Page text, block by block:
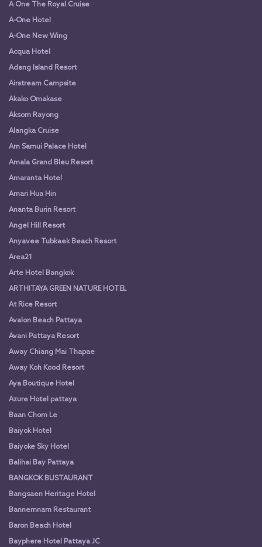
A One The Royal Cruise
A-One Hotel
A-One New Wing
Acqua Hotel
Adang Island Resort
Airstream Campsite
Akako Omakase
Aksorn Rayong
Alangka Cruise
Am Samui Palace Hotel
Amala Grand Bleu Resort
Amaranta Hotel
Amari Hua Hin
Ananta Burin Resort
Angel Hill Resort
Anyavee Tubkaek Beach Resort
Area21
Arte Hotel Bangkok
ARTHITAYA GREEN NATURE HOTEL
At Rice Resort
Avalon Beach Pattaya
Avani Pattaya Resort
Away Chiang Mai Thapae
Away Koh Kood Resort
Aya Boutique Hotel
Azure Hotel pattaya
Baan Chom Le
Baiyok Hotel
Baiyoke Sky Hotel
Balihai Bay Pattaya
BANGKOK BUSTAURANT
Bangsaen Heritage Hotel
Bannernnam Restaurant
Baron Beach Hotel
Bayphere Hotel Pattaya JC